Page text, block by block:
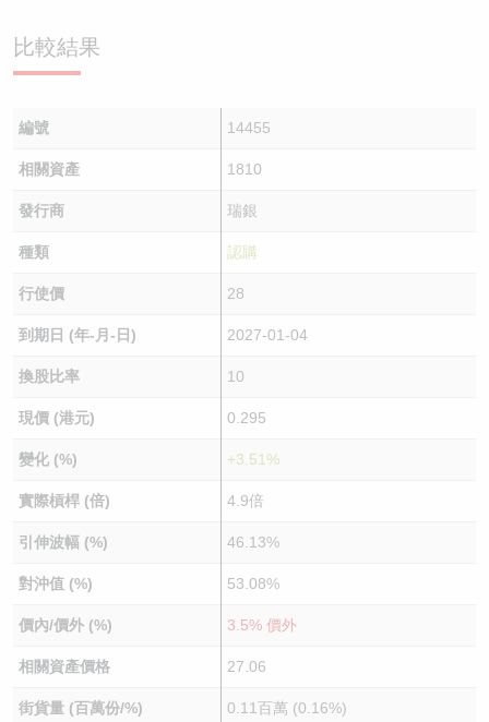
比較結果
編號 14455
相關資產 1810
發行商 瑞銀
種類 認購
行使價 28
到期日 (年-月-日) 2027-01-04
換股比率 10
現價 (港元) 0.295
變化 (%) +3.51%
實際槓桿 (倍) 4.9倍
引伸波幅 (%) 46.13%
對沖值 (%) 53.08%
價內/價外 (%) 3.5% 價外
相關資產價格 27.06
街貨量 (百萬份/%) 0.11百萬 (0.16%)